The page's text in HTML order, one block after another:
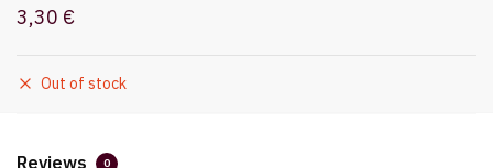
3,30 €
Out of stock
Reviews 0